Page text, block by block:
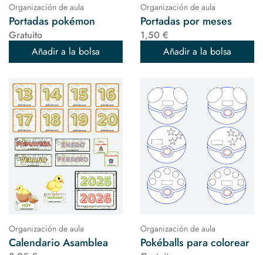
Organización de aula
Portadas pokémon
Gratuito
Añadir a la bolsa
Organización de aula
Portadas por meses
1,50 €
Añadir a la bolsa
Organización de aula
Calendario Asamblea
Organización de aula
Pokéballs para colorear